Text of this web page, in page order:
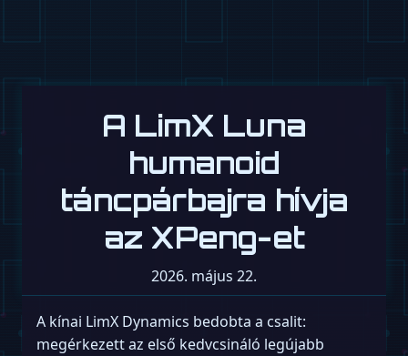
A LimX Luna
humanoid
táncpárbajra hívja
az XPeng-et
2026. május 22.
A kínai LimX Dynamics bedobta a csalit:
megérkezett az első kedvcsináló legújabb